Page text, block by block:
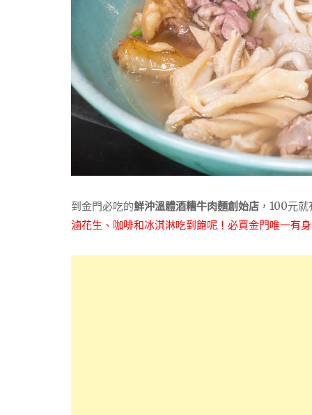
到金門必吃的鮮沖溫體酒糟牛肉麵創始店 ，100元
滷花生、咖啡和冰淇淋吃到飽呢！必買金門唯一有